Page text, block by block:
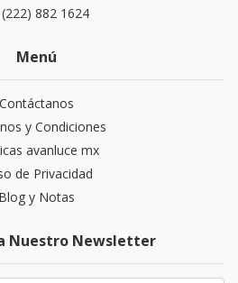
882 1624
Menú
Contáctanos
y Condiciones
avanluce mx
de Privacidad
Blog y Notas
Nuestro Newsletter